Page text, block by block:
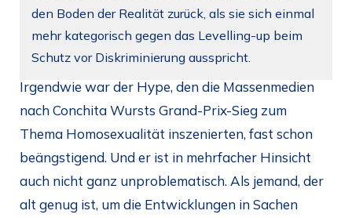
Irgendwie war der Hype, den die Massenmedien
nach Conchita Wursts Grand-Prix-Sieg zum
Thema Homosexualität inszenierten, fast schon
beängstigend. Und er ist in mehrfacher Hinsicht
auch nicht ganz unproblematisch. Als jemand, der
alt genug ist, um die Entwicklungen in Sachen
den Boden der Realität zurück, als sie sich einmal
mehr kategorisch gegen das Levelling-up beim
Schutz vor Diskriminierung ausspricht.